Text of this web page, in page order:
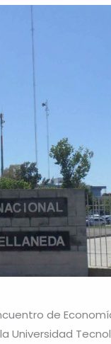
de
Universidad